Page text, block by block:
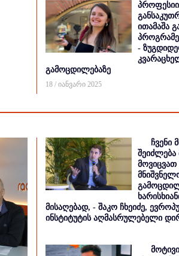
ითამაშა
-
გამოცდილებაზე
18 / იანვარი 2025
ჩვენი
მოვიცვათ
მისაღებად, - შაკო ჩხეიძე,
ინსტიტუტის აღმასრულებელი